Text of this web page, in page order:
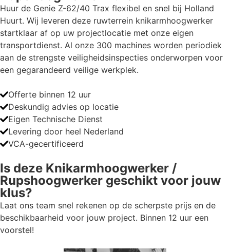
Huur de Genie Z-62/40 Trax flexibel en snel bij Holland
Huurt. Wij leveren deze ruwterrein knikarmhoogwerker
startklaar af op uw projectlocatie met onze eigen
transportdienst. Al onze 300 machines worden periodiek
aan de strengste veiligheidsinspecties onderworpen voor
een gegarandeerd veilige werkplek.
Offerte binnen 12 uur
Deskundig advies op locatie
Eigen Technische Dienst
Levering door heel Nederland
VCA-gecertificeerd
Is deze Knikarmhoogwerker /
Rupshoogwerker geschikt voor jouw
klus?
Laat ons team snel rekenen op de scherpste prijs en de
beschikbaarheid voor jouw project. Binnen 12 uur een
voorstel!